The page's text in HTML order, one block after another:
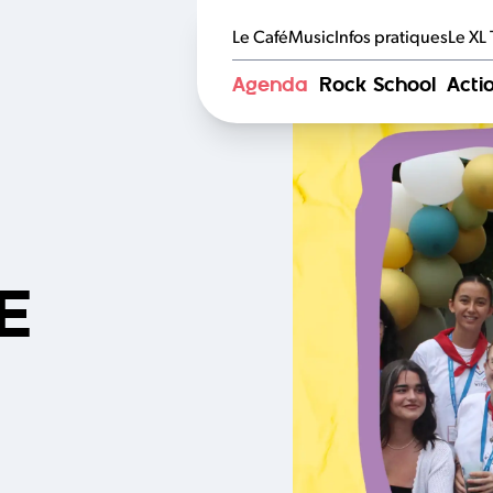
Le CaféMusicInfos pratiquesLe XL
Agenda Rock School